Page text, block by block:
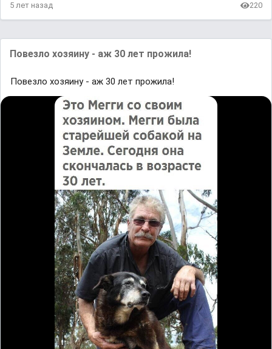
5 лет назад 220
Повезло хозяину - аж 30 лет прожила!
Повезло хозяину - аж 30 лет прожила!